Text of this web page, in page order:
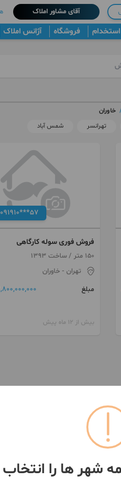
آقای مشاور املاک
فروشگاه آژانس املاک
خاوران
تهرانسر شمس آباد
091910***57
فروش فوری سوله کارگاهی
150 متر / ساخت 1393
تهران- خاوران
مبلغ
1,800,000,000
بیش از 12 ماه پیش
شهر ها را انتخاب